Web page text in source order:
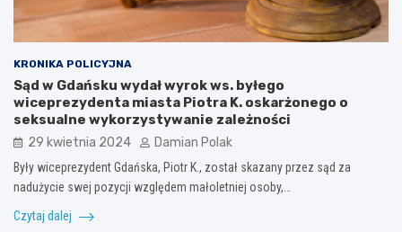
KRONIKA POLICYJNA
Sąd w Gdańsku wydał wyrok ws. byłego
wiceprezydenta miasta Piotra K. oskarżonego o
seksualne wykorzystywanie zależności
29 kwietnia 2024 Damian Polak
Były wiceprezydent Gdańska, Piotr K., został skazany przez sąd za
nadużycie swej pozycji względem małoletniej osoby,…
Czytaj dalej